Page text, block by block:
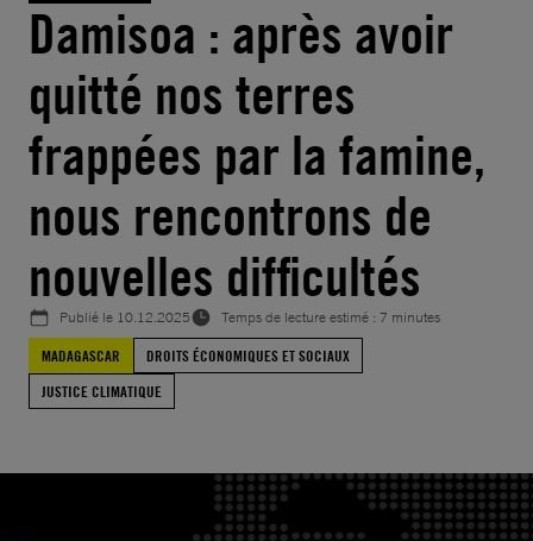
Damisoa : après avoir
quitté nos terres
frappées par la famine,
nous rencontrons de
nouvelles difficultés
Publié le 10.12.2025
Temps de lecture estimé : 7 minutes
MADAGASCAR
DROITS ÉCONOMIQUES ET SOCIAUX
JUSTICE CLIMATIQUE